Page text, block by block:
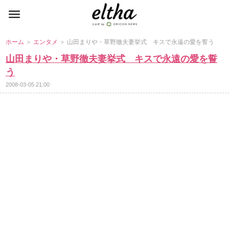
ホーム ＞ エンタメ ＞ 山田まりや・草野徹夫妻挙式 キスで永遠の愛を誓う
山田まりや・草野徹夫妻挙式 キスで永遠の愛を誓
う
2008-03-05 21:00